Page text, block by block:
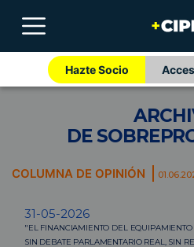
Hazte Socio
DE
COLUMNA DE OPINIÓN
31-05-2026
"EL FINANCIAMIENTO DEL
SIN DEBATE PARLAMENTARIO REAL, SIN